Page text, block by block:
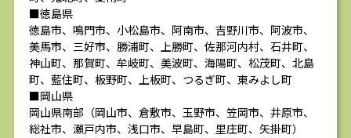
■徳島県
徳島市、鳴門市、小松島市、阿南市、吉野川市、阿波市、
美馬市、三好市、勝浦町、上勝町、佐那河内村、石井町、
神山町、那賀町、牟岐町、美波町、海陽町、松茂町、北島
町、藍住町、板野町、上板町、つるぎ町、東みよし町
■岡山県
岡山県南部（岡山市、倉敷市、玉野市、笠岡市、井原市、
総社市、瀬戸内市、浅口市、早島町、里庄町、矢掛町）